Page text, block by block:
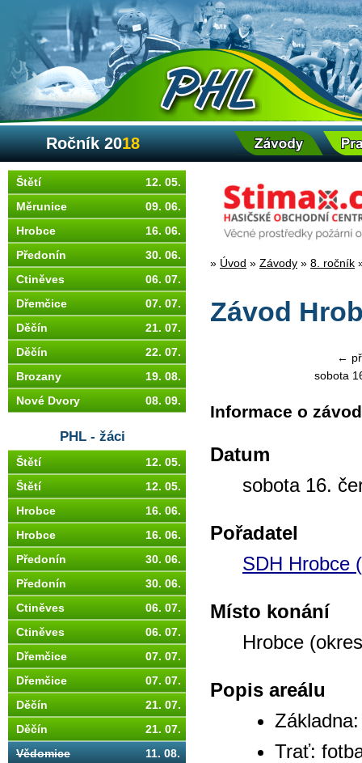
» Úvod » Závody » 8. ročník
Závod
←
sobota
Informace o
Datum
sobota 16.
Pořadatel
SDH Hrobce
Místo konání
Hrobce
Popis areálu
Trať:
Ročník 2018
Štětí
12. 05.
Měrunice
09. 06.
Hrobce
16. 06.
Předonín
30. 06.
Ctiněves
06. 07.
Dřemčice
07. 07.
Děčín
21. 07.
Děčín
22. 07.
Brozany
19. 08.
Nové Dvory
08. 09.
PHL - žáci
Štětí
12. 05.
Štětí
12. 05.
Hrobce
16. 06.
Hrobce
16. 06.
Předonín
30. 06.
Předonín
30. 06.
Ctiněves
06. 07.
Ctiněves
06. 07.
Dřemčice
07. 07.
Dřemčice
07. 07.
Děčín
21. 07.
Děčín
21. 07.
Vědomice
11. 08.